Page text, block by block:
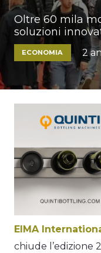
Oltre 60 mila
soluzioni
ECONOMIA 2
EIMA
chiude l’edizione